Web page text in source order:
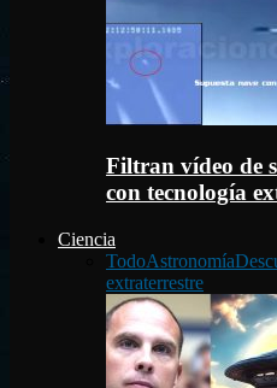
Filtran vídeo de
con tecnología
Ciencia
TodoAstronomía
extraterrestre